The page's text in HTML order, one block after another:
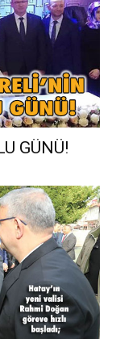
GÜNÜ!